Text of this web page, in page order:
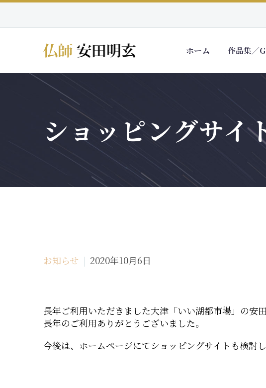
ホーム 作品集／
ショッピングサイ
お知らせ 2020年10月6日
長年ご利用いただきました大津「いい湖都市場」の安
長年のご利用ありがとうございました。
今後は、ホームページにてショッピングサイトも検討